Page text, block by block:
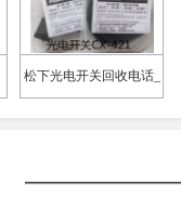
松下光电开关回收电话_
松下光电开关回收价格